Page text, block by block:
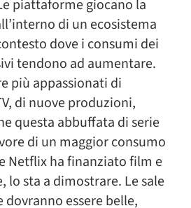
piattaforme giocano la
di un ecosistema
dove i consumi dei
tendono ad aumentare.
più appassionati di
di nuove produzioni,
questa abbuffata di serie
di un maggior consumo
Netflix ha finanziato film e
lo sta a dimostrare. Le sale
essere belle,